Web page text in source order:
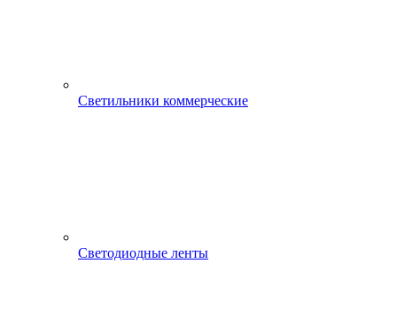
Светильники коммерческие
Светодиодные ленты